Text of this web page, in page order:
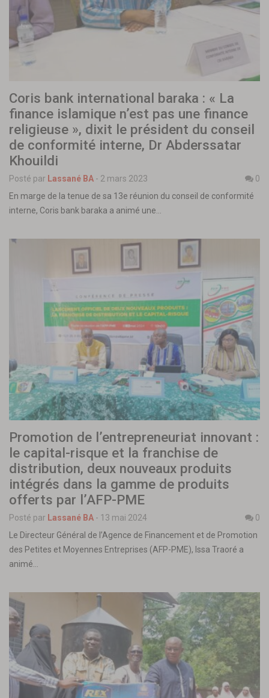
Coris bank international baraka : « La
finance islamique n’est pas une finance
religieuse », dixit le président du conseil
de conformité interne, Dr Abderssatar
Khouildi
Posté par Lassané BA - 2 mars 2023
0
En marge de la tenue de sa 13e réunion du conseil de conformité
interne, Coris bank baraka a animé une…
Promotion de l’entrepreneuriat innovant :
le capital-risque et la franchise de
distribution, deux nouveaux produits
intégrés dans la gamme de produits
offerts par l’AFP-PME
Posté par Lassané BA - 13 mai 2024
0
Le Directeur Général de l’Agence de Financement et de Promotion
des Petites et Moyennes Entreprises (AFP-PME), Issa Traoré a
animé…